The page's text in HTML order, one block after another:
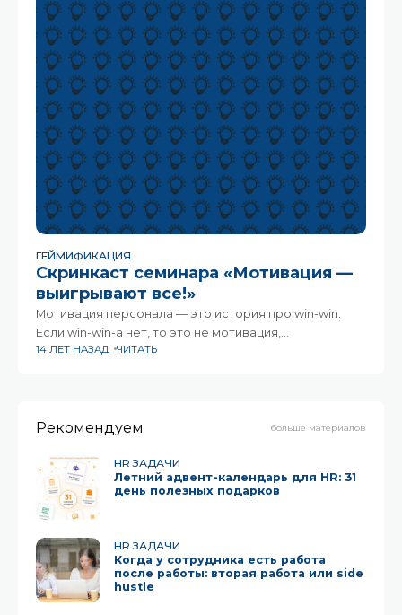
ГЕЙМИФИКАЦИЯ
Скринкаст семинара «Мотивация —
выигрывают все!»
Мотивация персонала — это история про win-win.
Если win-win-а нет, то это не мотивация,
а манипуляция. Разберем на примере реальных
задачи;социальное взаимодействие;и другие.
14 ЛЕТ НАЗАД ЧИТАТЬ
Рекомендуем больше материалов
HR ЗАДАЧИ
Летний адвент-календарь для HR: 31
день полезных подарков
HR ЗАДАЧИ
Когда у сотрудника есть работа
после работы: вторая работа или side
hustle